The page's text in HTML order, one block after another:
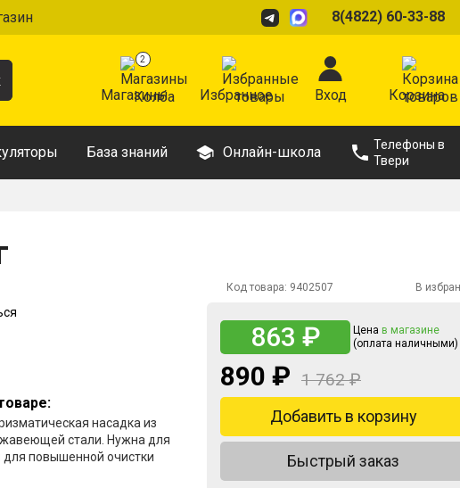
8(4822) 60-33-88
2
Магазины Избранное Вход Корзина
База знаний Онлайн-школа
Телефоны в
Твери
насадка из
стали. Нужна для
для повышенной очистки
Код товара: 9402507 В
863 ₽ Цена в магазине
(оплата наличными)
890 ₽ 1 762 ₽
Добавить в корзину
Быстрый заказ